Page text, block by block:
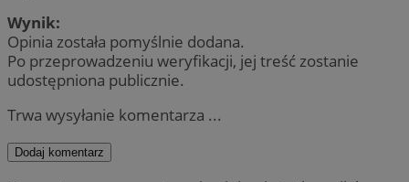
Wynik:
Opinia została pomyślnie dodana.
Po przeprowadzeniu weryfikacji, jej treść zostanie
udostępniona publicznie.
Trwa wysyłanie komentarza ...
Dodaj komentarz